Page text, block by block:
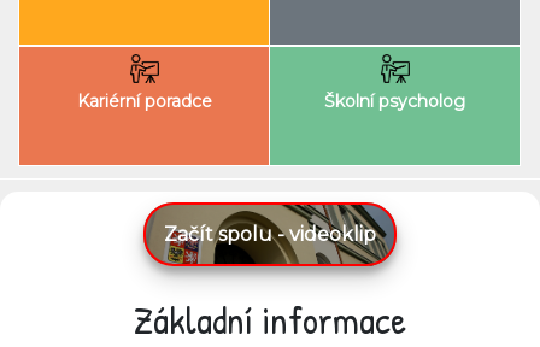
Kariérní poradce Školní psycholog
Začít spolu - videoklip
Základní informace